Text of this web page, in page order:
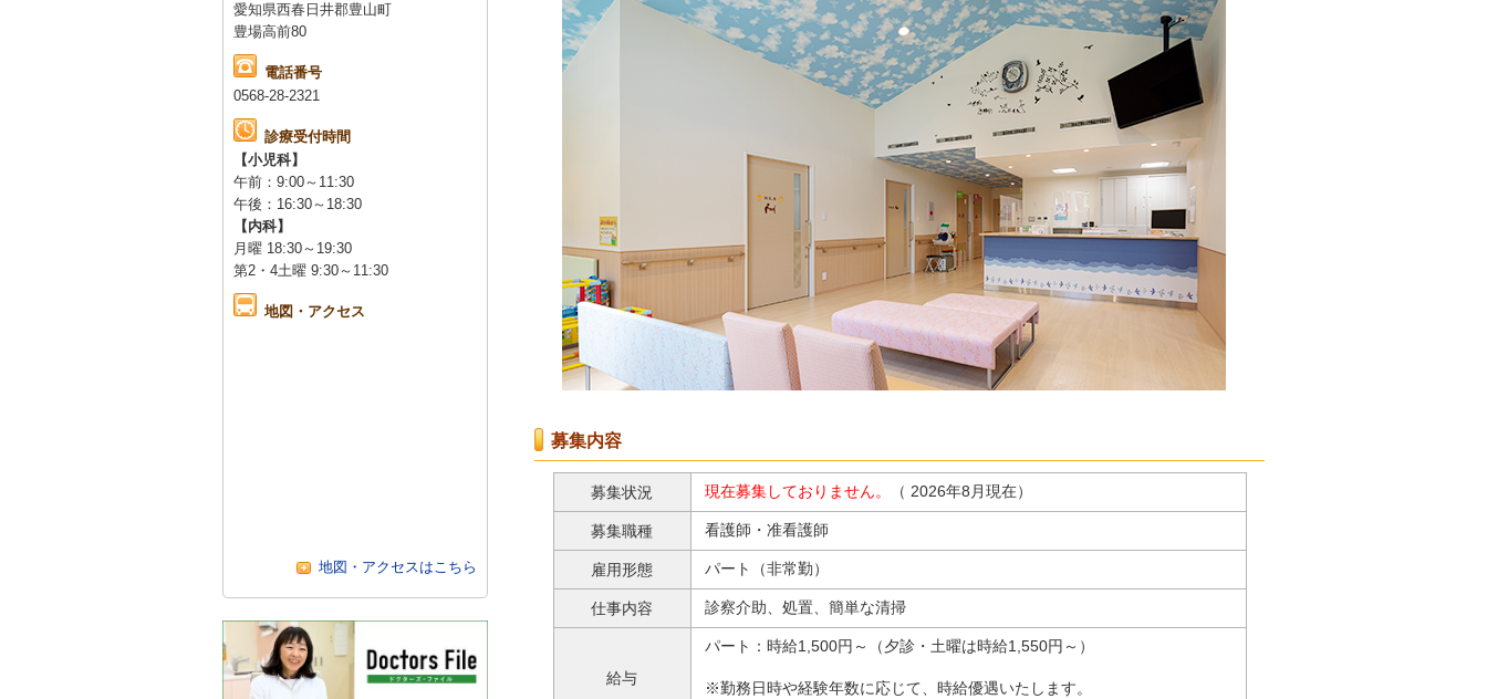
募集内容
募集状況 現在募集しておりません。 （ 2026年8月現在）
募集職種 看護師・准看護師
雇用形態 パート（非常勤）
仕事内容 診察介助、処置、簡単な清掃
給与
パート：時給1,500円～（夕診・土曜は時給1,550円～）
※勤務日時や経験年数に応じて、時給優遇いたします。
愛知県西春日井郡豊山町
豊場高前80
電話番号
0568-28-2321
診療受付時間
【小児科】
午前：9:00～11:30
午後：16:30～18:30
【内科】
月曜 18:30～19:30
第2・4土曜 9:30～11:30
地図・アクセス
地図・アクセスはこちら